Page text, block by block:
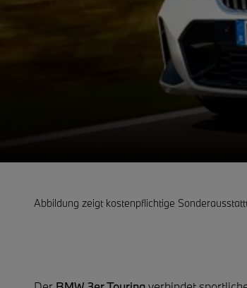
Abbildung zeigt kostenpflichtige